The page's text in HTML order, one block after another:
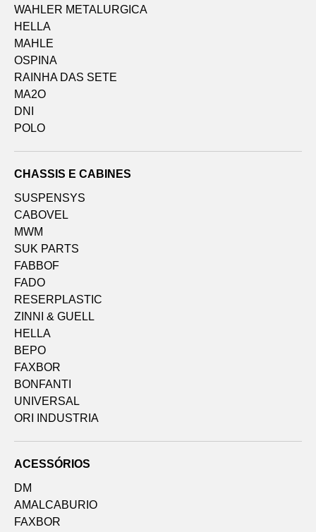
WAHLER METALURGICA
HELLA
MAHLE
OSPINA
RAINHA DAS SETE
MA2O
DNI
POLO
CHASSIS E CABINES
SUSPENSYS
CABOVEL
MWM
SUK PARTS
FABBOF
FADO
RESERPLASTIC
ZINNI & GUELL
HELLA
BEPO
FAXBOR
BONFANTI
UNIVERSAL
ORI INDUSTRIA
ACESSÓRIOS
DM
AMALCABURIO
FAXBOR